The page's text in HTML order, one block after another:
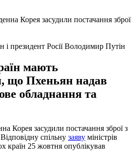
президент Росії Володимир Путін
мають
що Пхеньян надав
обладнання та
Корея засудили постачання зброї з
спільну заяву міністрів
країн 25 жовтня опублікував